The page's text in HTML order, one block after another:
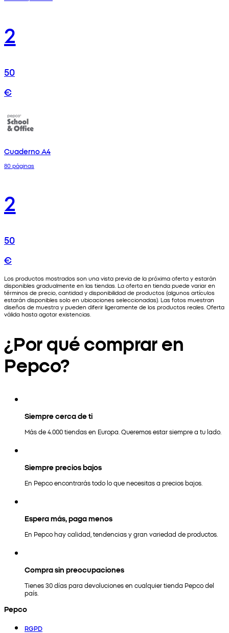
2
50
€
Cuaderno A4
80 páginas
2
50
€
Los productos mostrados son una vista previa de la próxima oferta y estarán
disponibles gradualmente en las tiendas. La oferta en tienda puede variar en
términos de precio, cantidad y disponibilidad de productos (algunos artículos
estarán disponibles solo en ubicaciones seleccionadas). Las fotos muestran
diseños de muestra y pueden diferir ligeramente de los productos reales. Oferta
válida hasta agotar existencias.
¿Por qué comprar en
Pepco?
Siempre cerca de ti
Más de 4.000 tiendas en Europa. Queremos estar siempre a tu lado.
Siempre precios bajos
En Pepco encontrarás todo lo que necesitas a precios bajos.
Espera más, paga menos
En Pepco hay calidad, tendencias y gran variedad de productos.
Compra sin preocupaciones
Tienes 30 días para devoluciones en cualquier tienda Pepco del
país.
Pepco
RGPD